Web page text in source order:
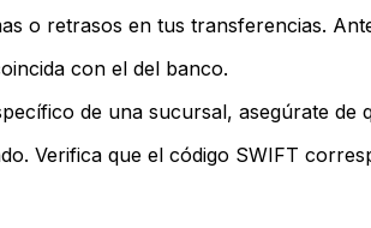
o retrasos en tus transferencias.
con el del banco.
de una sucursal, asegúrate de
Verifica que el código SWIFT